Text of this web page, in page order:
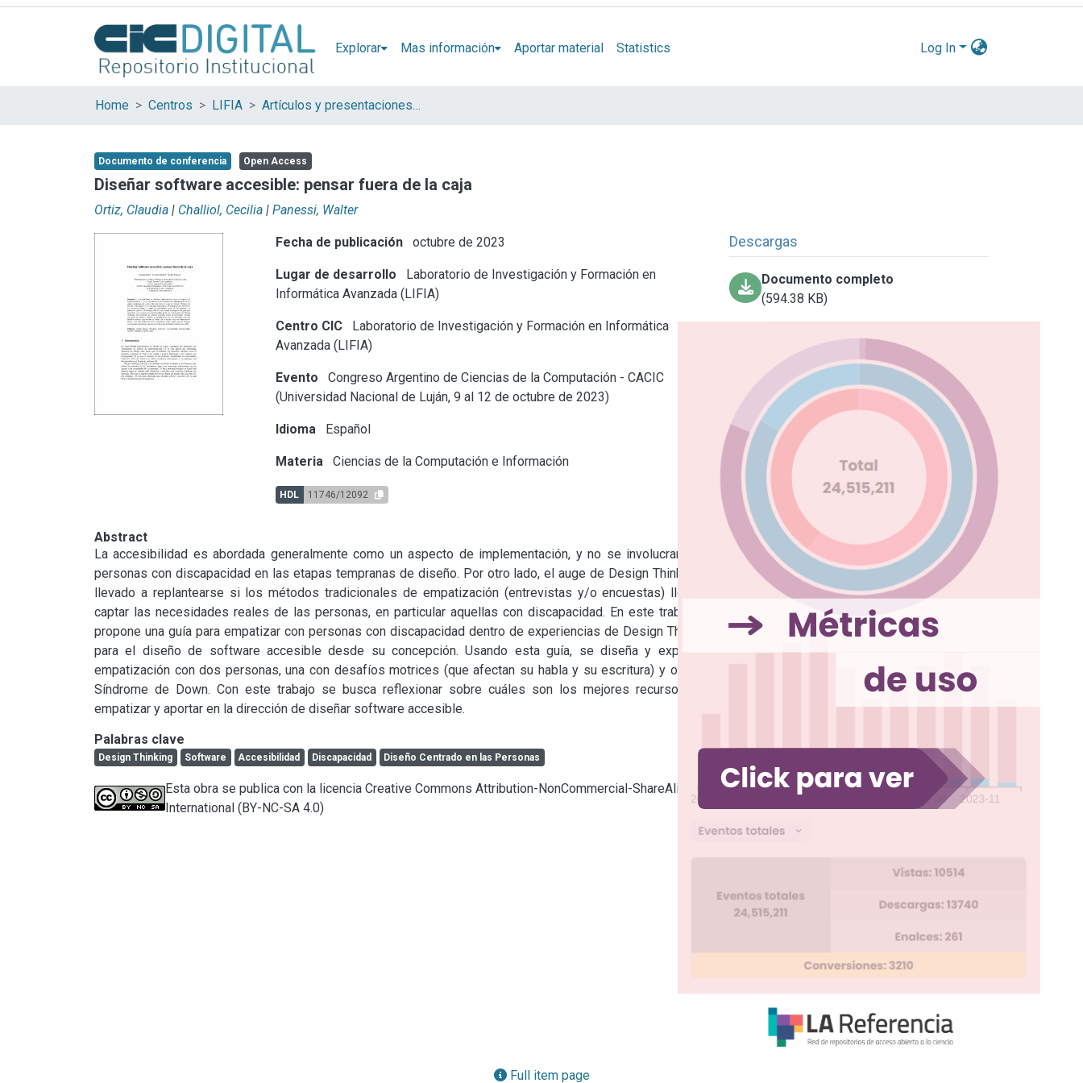
Explorar Mas información Aportar material Statistics Log In
Home Centros LIFIA Artículos y presentaciones en Congresos LIFIA
Documento de conferencia Open Access
Diseñar software accesible: pensar fuera de la caja
Ortiz, Claudia | Challiol, Cecilia | Panessi, Walter
Fecha de publicación octubre de 2023
Lugar de desarrollo
Laboratorio de Investigación y Formación en
Informática Avanzada (LIFIA)
Centro CIC
Laboratorio de Investigación y Formación en Informática
Avanzada (LIFIA)
Evento
Congreso Argentino de Ciencias de la Computación - CACIC
(Universidad Nacional de Luján, 9 al 12 de octubre de 2023)
Idioma Español
Materia Ciencias de la Computación e Información
HDL 11746/12092
Descargas
Documento completo
(594.38 KB)
Abstract
La accesibilidad es abordada generalmente como un aspecto de implementación, y no se involucran a las
personas con discapacidad en las etapas tempranas de diseño. Por otro lado, el auge de Design Thinking ha
llevado a replantearse si los métodos tradicionales de empatización (entrevistas y/o encuestas) llegan a
captar las necesidades reales de las personas, en particular aquellas con discapacidad. En este trabajo se
propone una guía para empatizar con personas con discapacidad dentro de experiencias de Design Thinking,
para el diseño de software accesible desde su concepción. Usando esta guía, se diseña y explora la
empatización con dos personas, una con desafíos motrices (que afectan su habla y su escritura) y otra con
Síndrome de Down. Con este trabajo se busca reflexionar sobre cuáles son los mejores recursos para
empatizar y aportar en la dirección de diseñar software accesible.
Palabras clave
Design Thinking Software Accesibilidad Discapacidad Diseño Centrado en las Personas
Esta obra se publica con la licencia Creative Commons Attribution-NonCommercial-ShareAlike 4.0
International (BY-NC-SA 4.0)
Full item page